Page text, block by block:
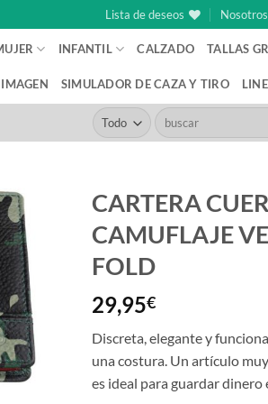
Lista de deseos Nosotros
INFANTIL CALZADO TALLAS
IMAGEN SIMULADOR DE CAZA Y TIRO
Buscar
por:
CARTERA
CAMUFLAJE
FOLD
29,95€
Discreta, elegante y
una costura. Un artículo
es ideal para guardar dinero